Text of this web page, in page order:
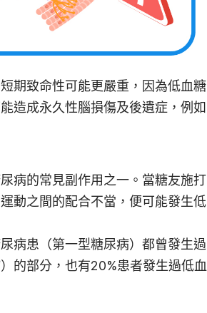
期致命性可能更嚴重，因為低血糖
造成永久性腦損傷及後遺症，例如
病的常見副作用之一。當糖友施打
動之間的配合不當，便可能發生低
病患（第一型糖尿病）都曾發生過
的部分，也有20%患者發生過低血